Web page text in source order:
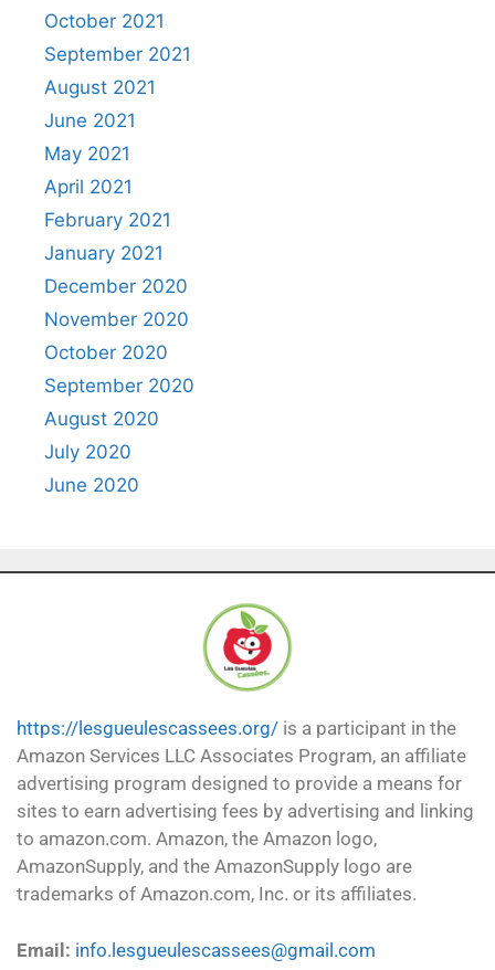
October 2021
September 2021
August 2021
June 2021
May 2021
April 2021
February 2021
January 2021
December 2020
November 2020
October 2020
September 2020
August 2020
July 2020
June 2020
https://lesgueulescassees.org/ is a participant in the
Amazon Services LLC Associates Program, an affiliate
advertising program designed to provide a means for
sites to earn advertising fees by advertising and linking
to amazon.com. Amazon, the Amazon logo,
AmazonSupply, and the AmazonSupply logo are
trademarks of Amazon.com, Inc. or its affiliates.
Email: info.lesgueulescassees@gmail.com